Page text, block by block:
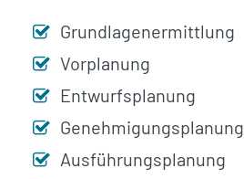
Grundlagenermittlung
Vorplanung
Entwurfsplanung
Genehmigungsplanung
Ausführungsplanung